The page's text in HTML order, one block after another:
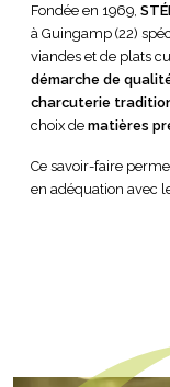
Fondée en 1969,
à Guingamp (22)
viandes et de plats
démarche de
charcuterie
choix de matières
Ce savoir-faire
en adéquation avec